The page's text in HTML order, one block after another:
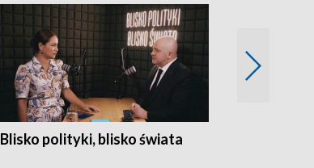
Blisko polityki, blisko świata